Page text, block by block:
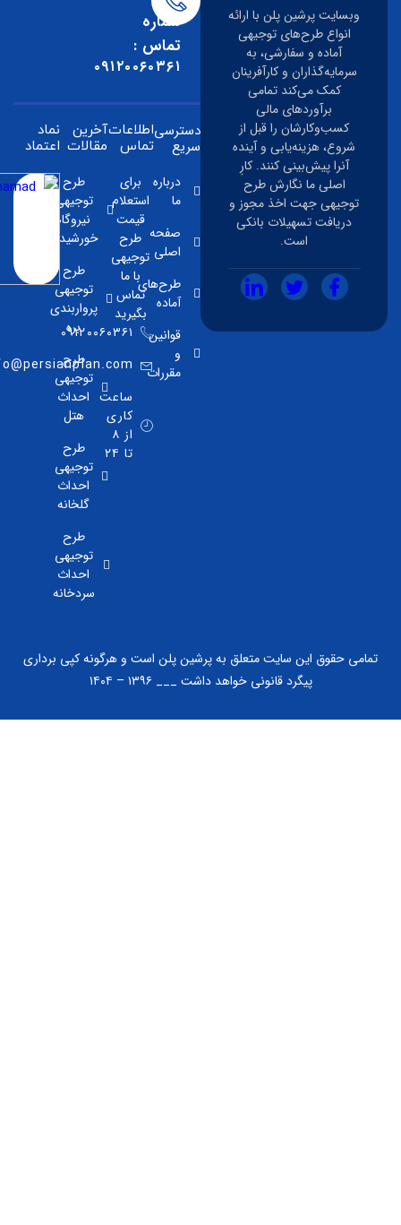
پرشین پلن با ارائه
انواع طرح‌های توجیهی
آماده و سفارشی، به
و کارآفرینان
کمک می‌کند تمامی
برآوردهای مالی
کسب‌وکارشان را قبل از
هزینه‌یابی و آینده
آنرا پیش‌بینی کنند. کارِ
اصلی ما نگارش طرح
جهت اخذ مجوز و
تسهیلات بانکی
شماره
۰۹۱۲۰۰۶۰۳۶۱
دسترسی
سریع
ما
طرح‌های
قوانین
اطلاعات
تماس
برای
استعلام
طرح
توجیهی
با ما
تماس
بگیرید
۰۹۱۲۰۰۶۰۳۶۱
info@persianplan.com
آخرین
مقالات
طرح
توجیهی
نیروگاه
خورشیدی
طرح
توجیهی
پرواربندی
بره
طرح
توجیهی
احداث
هتل
طرح
توجیهی
توجیهی
احداث
نماد
اعتماد
حقوق این سایت متعلق به پرشین پلن است و هرگونه کپی برداری
پیگرد قانونی خواهد داشت ___ ۱۳۹۶ – ۱۴۰۴